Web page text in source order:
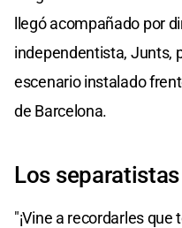
llegó acompañado por
independentista, Junts,
escenario instalado
de Barcelona.
Los
"¡Vine a recordarles